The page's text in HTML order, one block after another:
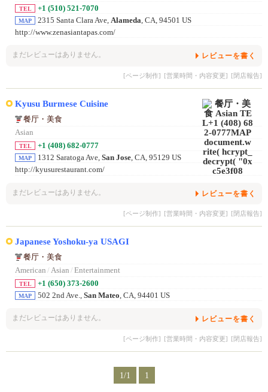
TEL +1 (510) 521-7070
MAP 2315 Santa Clara Ave, Alameda , CA, 94501 US
http://www.zenasiantapas.com/
まだレビューはありません。 レビューを書く
[ページ制作] [営業時間・内容変更] [閉店報告]
Kyusu Burmese Cuisine
餐厅・美食
Asian
TEL +1 (408) 682-0777
MAP 1312 Saratoga Ave, San Jose, CA, 95129 US
http://kyusurestaurant.com/
まだレビューはありません。 レビューを書く
[ページ制作] [営業時間・内容変更] [閉店報告]
Japanese Yoshoku-ya USAGI
餐厅・美食
American / Asian / Entertainment
TEL +1 (650) 373-2600
MAP 502 2nd Ave., San Mateo, CA, 94401 US
まだレビューはありません。 レビューを書く
[ページ制作] [営業時間・内容変更] [閉店報告]
1/1 1